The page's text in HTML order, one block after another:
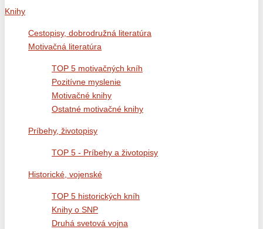
Knihy
Cestopisy, dobrodružná literatúra
Motivačná literatúra
TOP 5 motivačných kníh
Pozitívne myslenie
Motivačné knihy
Ostatné motivačné knihy
Príbehy, životopisy
TOP 5 - Príbehy a životopisy
Historické, vojenské
TOP 5 historických kníh
Knihy o SNP
Druhá svetová vojna